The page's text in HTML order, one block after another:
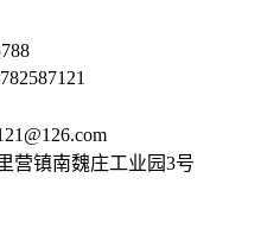
镇南魏庄工业园3号